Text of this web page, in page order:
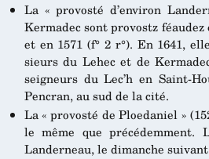
La « provosté d’environ
Kermadec sont provostz
et en 1571 (f° 2 r°). En 1641,
sieurs du Lehec et de
seigneurs du Lec’h en Saint-
Pencran, au sud de la cité.
La « provosté de Ploedaniel »
le même que
Landerneau, le dimanche